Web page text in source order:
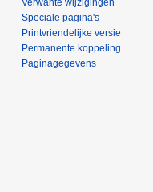
Verwante wijzigingen
Speciale pagina's
Printvriendelijke versie
Permanente koppeling
Paginagegevens